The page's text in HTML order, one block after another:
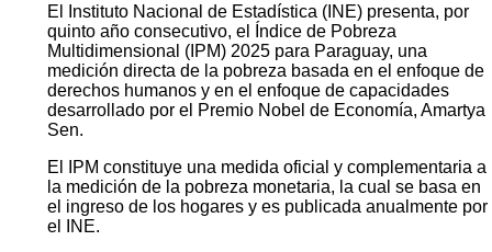
El Instituto Nacional de Estadística (INE) presenta, por
quinto año consecutivo, el Índice de Pobreza
Multidimensional (IPM) 2025 para Paraguay, una
medición directa de la pobreza basada en el enfoque de
derechos humanos y en el enfoque de capacidades
desarrollado por el Premio Nobel de Economía, Amartya
Sen.
El IPM constituye una medida oficial y complementaria a
la medición de la pobreza monetaria, la cual se basa en
el ingreso de los hogares y es publicada anualmente por
el INE.